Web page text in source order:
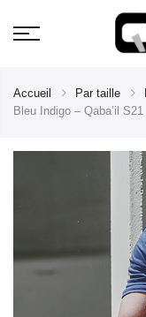
Accueil Par taille
Bleu Indigo – Qaba’il S21